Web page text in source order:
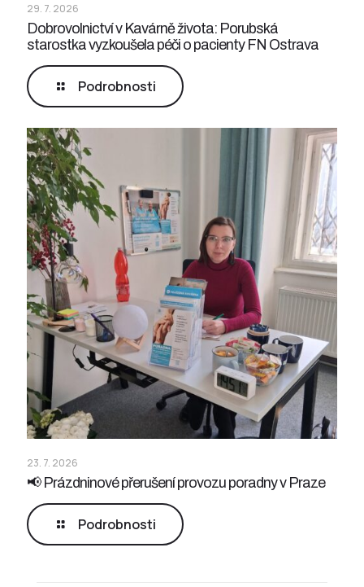
29. 7. 2026
Dobrovolnictví v Kavárně života: Porubská
starostka vyzkoušela péči o pacienty FN Ostrava
Podrobnosti
23. 7. 2026
📢 Prázdninové přerušení provozu poradny v Praze
Podrobnosti